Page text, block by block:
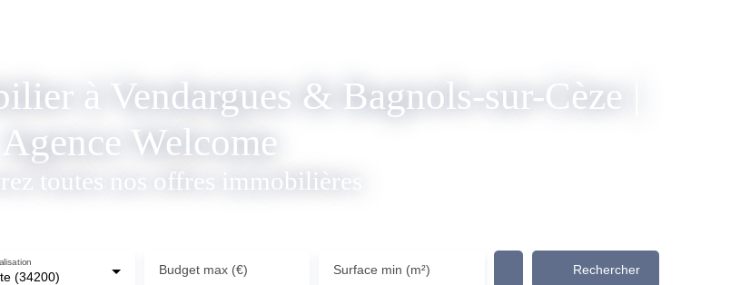
à Vendargues & Bagnols-sur-Cèze |
Agence Welcome
toutes nos offres immobilières
(34200) Budget max (€) Surface min (m²) Rechercher